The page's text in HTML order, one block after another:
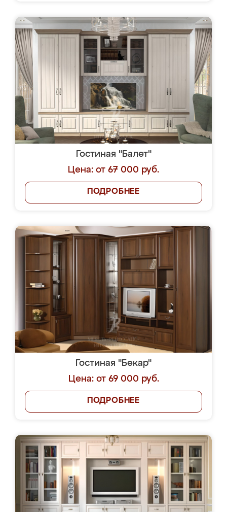
Гостиная "Балет"
Цена: от 67 000 руб.
ПОДРОБНЕЕ
Гостиная "Бекар"
Цена: от 69 000 руб.
ПОДРОБНЕЕ